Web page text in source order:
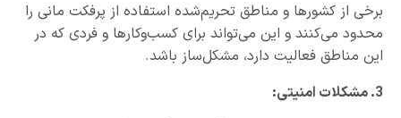
برخی از کشورها و مناطق تحریم‌شده استفاده از پرفکت مانی را
محدود می‌کنند و این می‌تواند برای کسب‌وکارها و فردی که در
این مناطق فعالیت دارد، مشکل‌ساز باشد.
3. مشکلات امنیتی: